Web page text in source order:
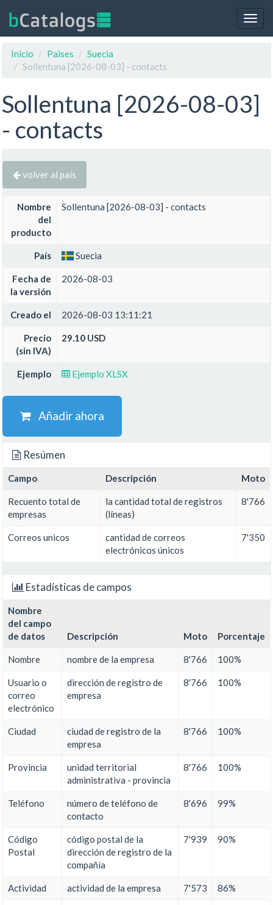
Inicio
Paises
Suecia
Sollentuna [2026-08-03] - contacts
Sollentuna [2026-08-03]
- contacts
volver al país
Nombre
del
producto
Sollentuna [2026-08-03] - contacts
País Suecia
Fecha de
la versión
2026-08-03
Creado el 2026-08-03 13:11:21
Precio
(sin IVA)
29.10 USD
Ejemplo Ejemplo XLSX
Añadir ahora
Resúmen
Campo Descripción Moto
Recuento total de
empresas
la cantidad total de registros
(líneas)
8'766
Correos unicos
cantidad de correos
electrónicos únicos
7'350
Estadísticas de campos
Nombre
del campo
de datos
Descripción Moto Porcentaje
Nombre nombre de la empresa 8'766 100%
Usuario o
correo
electrónico
dirección de registro de
empresa
8'766 100%
Ciudad
ciudad de registro de la
empresa
8'766 100%
Provincia
unidad territorial
administrativa - provincia
8'766 100%
Teléfono
número de teléfono de
contacto
8'696 99%
Código
Postal
código postal de la
dirección de registro de la
compañía
7'939 90%
Actividad actividad de la empresa 7'573 86%